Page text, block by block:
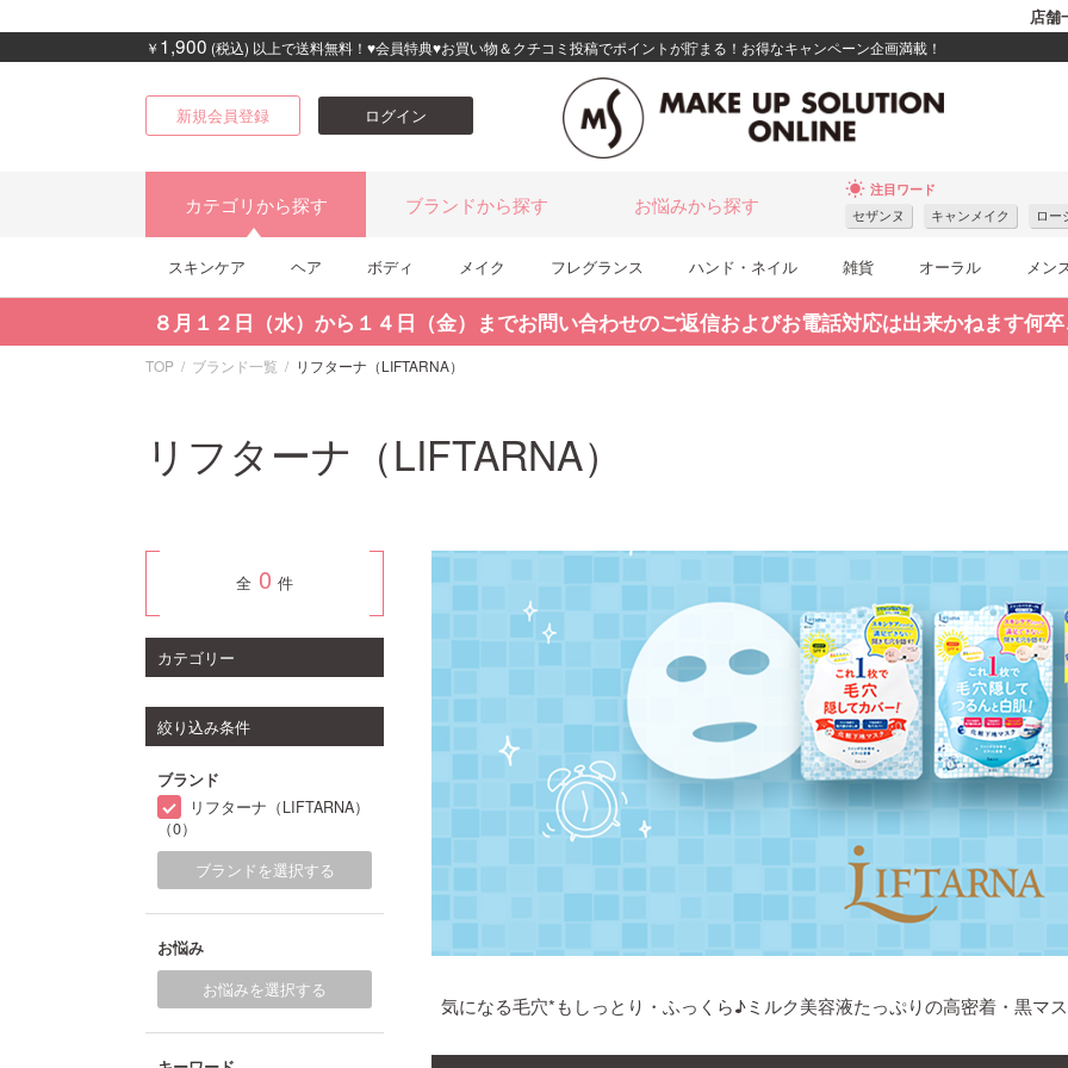
店舗
￥ 1,900 (税込) 以上で送料無料！♥会員特典♥お買い物＆クチコミ投稿でポイントが貯まる！お得なキャンペーン企画満載！
新規会員登録 ログイン
カテゴリから探す ブランドから探す お悩みから探す
wb_sunny 注目ワード
セザンヌ キャンメイク ロー
スキンケア ヘア ボディ メイク フレグランス ハンド・ネイル 雑貨 オーラル メン
８月１２日（水）から１４日（金）までお問い合わせのご返信およびお電話対応は出来かねます何
TOP ブランド一覧 リフターナ（LIFTARNA）
リフターナ（LIFTARNA）
気になる毛穴*もしっとり・ふっくら♪ミルク美容液たっぷりの高密着・黒マ
全 0 件
カテゴリー
絞り込み条件
ブランド
リフターナ（LIFTARNA）
（0）
ブランドを選択する
お悩み
お悩みを選択する